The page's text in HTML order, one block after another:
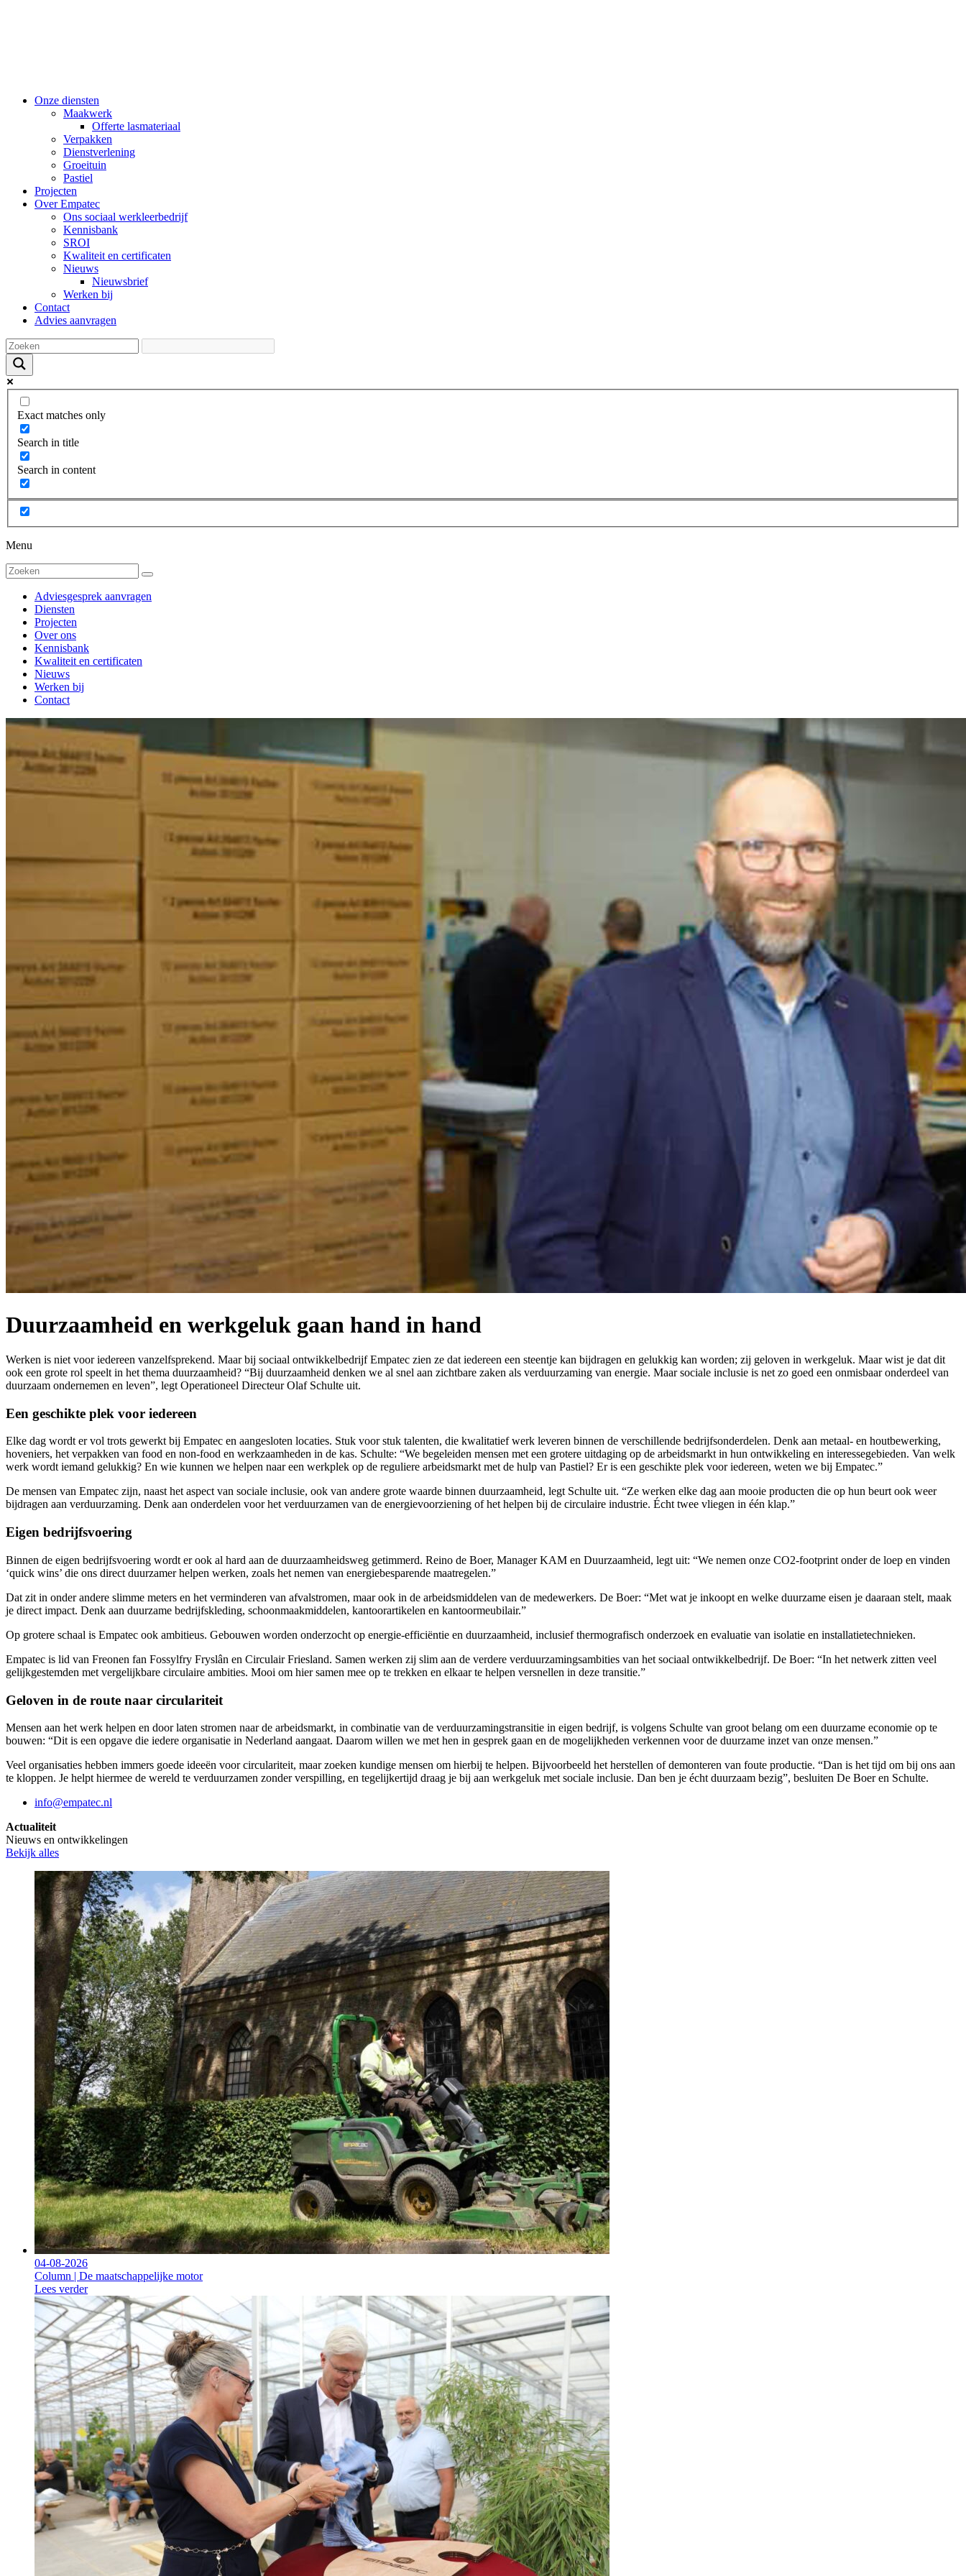
Onze diensten
Maakwerk
Offerte lasmateriaal
Verpakken
Dienstverlening
Groeituin
Pastiel
Projecten
Over Empatec
Ons sociaal werkleerbedrijf
Kennisbank
SROI
Kwaliteit en certificaten
Nieuws
Nieuwsbrief
Werken bij
Contact
Advies aanvragen
Exact matches only
Search in title
Search in content
Menu
Adviesgesprek aanvragen
Diensten
Projecten
Over ons
Kennisbank
Kwaliteit en certificaten
Nieuws
Werken bij
Contact
Duurzaamheid en werkgeluk gaan hand in hand
Werken is niet voor iedereen vanzelfsprekend. Maar bij sociaal ontwikkelbedrijf Empatec zien ze dat iedereen een steentje kan bijdragen en gelukkig kan worden; zij geloven in werkgeluk. Maar wist je dat dit
ook een grote rol speelt in het thema duurzaamheid? “Bij duurzaamheid denken we al snel aan zichtbare zaken als verduurzaming van energie. Maar sociale inclusie is net zo goed een onmisbaar onderdeel van
duurzaam ondernemen en leven”, legt Operationeel Directeur Olaf Schulte uit.
Een geschikte plek voor iedereen
Elke dag wordt er vol trots gewerkt bij Empatec en aangesloten locaties. Stuk voor stuk talenten, die kwalitatief werk leveren binnen de verschillende bedrijfsonderdelen. Denk aan metaal- en houtbewerking,
hoveniers, het verpakken van food en non-food en werkzaamheden in de kas. Schulte: “We begeleiden mensen met een grotere uitdaging op de arbeidsmarkt in hun ontwikkeling en interessegebieden. Van welk
werk wordt iemand gelukkig? En wie kunnen we helpen naar een werkplek op de reguliere arbeidsmarkt met de hulp van Pastiel? Er is een geschikte plek voor iedereen, weten we bij Empatec.”
De mensen van Empatec zijn, naast het aspect van sociale inclusie, ook van andere grote waarde binnen duurzaamheid, legt Schulte uit. “Ze werken elke dag aan mooie producten die op hun beurt ook weer
bijdragen aan verduurzaming. Denk aan onderdelen voor het verduurzamen van de energievoorziening of het helpen bij de circulaire industrie. Écht twee vliegen in één klap.”
Eigen bedrijfsvoering
Binnen de eigen bedrijfsvoering wordt er ook al hard aan de duurzaamheidsweg getimmerd. Reino de Boer, Manager KAM en Duurzaamheid, legt uit: “We nemen onze CO2-footprint onder de loep en vinden
‘quick wins’ die ons direct duurzamer helpen werken, zoals het nemen van energiebesparende maatregelen.”
Dat zit in onder andere slimme meters en het verminderen van afvalstromen, maar ook in de arbeidsmiddelen van de medewerkers. De Boer: “Met wat je inkoopt en welke duurzame eisen je daaraan stelt, maak
je direct impact. Denk aan duurzame bedrijfskleding, schoonmaakmiddelen, kantoorartikelen en kantoormeubilair.”
Op grotere schaal is Empatec ook ambitieus. Gebouwen worden onderzocht op energie-efficiëntie en duurzaamheid, inclusief thermografisch onderzoek en evaluatie van isolatie en installatietechnieken.
Empatec is lid van Freonen fan Fossylfry Fryslân en Circulair Friesland. Samen werken zij slim aan de verdere verduurzamingsambities van het sociaal ontwikkelbedrijf. De Boer: “In het netwerk zitten veel
gelijkgestemden met vergelijkbare circulaire ambities. Mooi om hier samen mee op te trekken en elkaar te helpen versnellen in deze transitie.”
Geloven in de route naar circulariteit
Mensen aan het werk helpen en door laten stromen naar de arbeidsmarkt, in combinatie van de verduurzamingstransitie in eigen bedrijf, is volgens Schulte van groot belang om een duurzame economie op te
bouwen: “Dit is een opgave die iedere organisatie in Nederland aangaat. Daarom willen we met hen in gesprek gaan en de mogelijkheden verkennen voor de duurzame inzet van onze mensen.”
Veel organisaties hebben immers goede ideeën voor circulariteit, maar zoeken kundige mensen om hierbij te helpen. Bijvoorbeeld het herstellen of demonteren van foute productie. “Dan is het tijd om bij ons aan
te kloppen. Je helpt hiermee de wereld te verduurzamen zonder verspilling, en tegelijkertijd draag je bij aan werkgeluk met sociale inclusie. Dan ben je écht duurzaam bezig”, besluiten De Boer en Schulte.
info@empatec.nl
Actualiteit
Nieuws en ontwikkelingen
Bekijk alles
04-08-2026
Column | De maatschappelijke motor
Lees verder